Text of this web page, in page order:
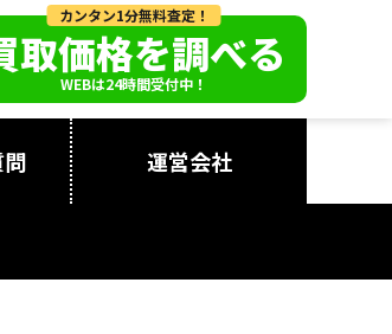
カンタン1分無料査定！
取価格を調べる
WEBは24時間受付中！
運営会社